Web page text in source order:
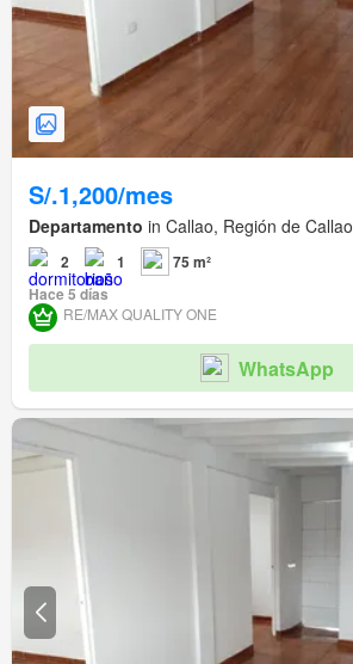
S/.1,200/mes
Departamento in Callao, Región de Callao
2 1
75 m²
Hace 5 días
RE/MAX QUALITY ONE
WhatsApp